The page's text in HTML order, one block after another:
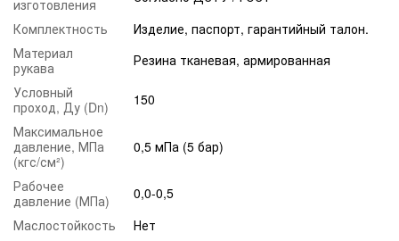
изготовления
Комплектность
Изделие, паспорт, гарантийный талон.
Материал
рукава
Резина тканевая, армированная
Условный
проход, Ду (Dn)
150
Максимальное
давление, МПа
(кгс/см²)
0,5 мПа (5 бар)
Рабочее
давление (МПа)
0,0-0,5
Маслостойкость
Нет